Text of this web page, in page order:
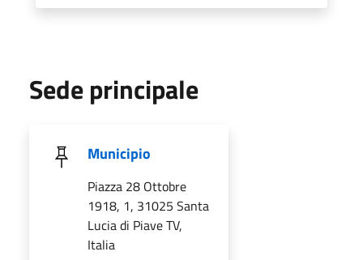
Sede principale
Municipio
Piazza 28 Ottobre
1918, 1, 31025 Santa
Lucia di Piave TV,
Italia